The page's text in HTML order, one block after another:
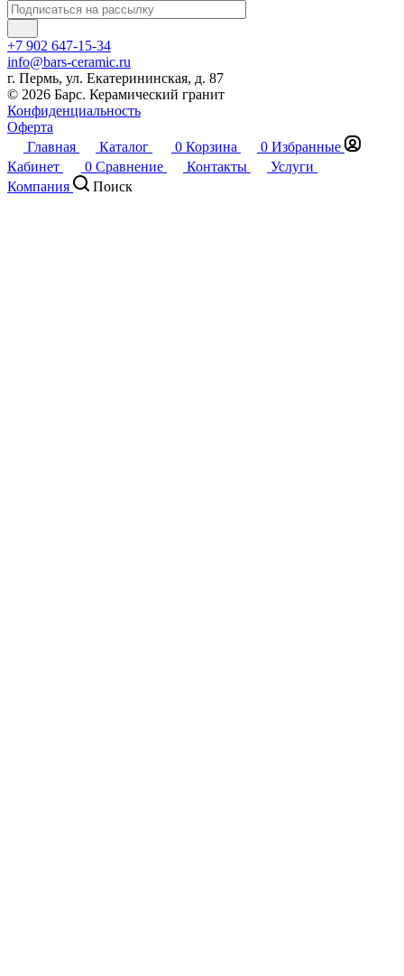
+7 902 647-15-34
info@bars-ceramic.ru
г. Пермь, ул. Екатерининская, д. 87
© 2026 Барс. Керамический гранит
Конфиденциальность
Оферта
Главная
Каталог 0 Корзина 0 Избранные
Кабинет
0 Сравнение Контакты
Услуги
Компания
Поиск